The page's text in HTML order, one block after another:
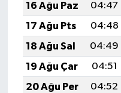
16 Ağu Paz
04:47
17 Ağu Pts
04:48
18 Ağu Sal
04:49
19 Ağu Çar
04:51
20 Ağu Per
04:52